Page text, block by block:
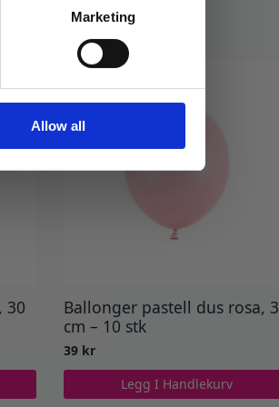
Marketing
Allow all
30
Ballonger pastell dus rosa,
cm – 10 stk
39 kr
Legg I Handlekurv